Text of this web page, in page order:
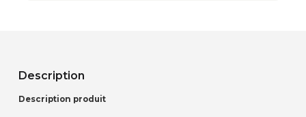
Sapin
autoclave
Description
Description produit